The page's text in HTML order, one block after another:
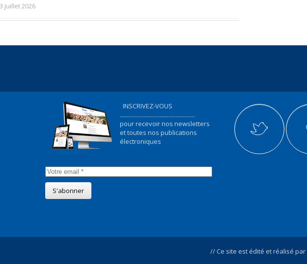
juillet 2026
INSCRIVEZ-VOUS
...................................................
pour recevoir nos newsletters
et toutes nos publications
électroniques
// Ce site est édité et réalisé par